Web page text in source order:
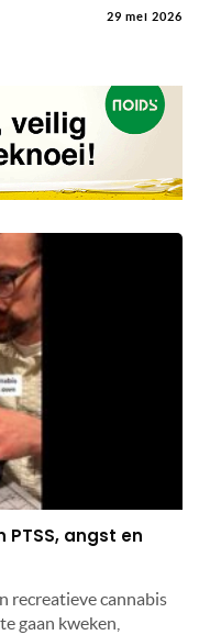
29 mei 2026
angst en
recreatieve cannabis
gaan kweken,